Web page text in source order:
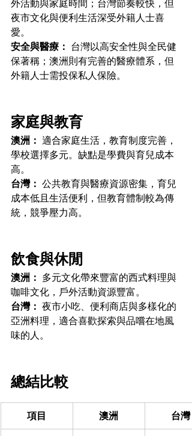
外活動與家庭時間；台灣節奏較快，但
夜市文化與便利生活深受外籍人士喜
愛。
安全與醫療： 台灣以高安全性與全民健
保著稱；澳洲則有完善的醫療體系，但
外籍人士需投保私人保險。
家庭與教育
澳洲： 適合家庭生活，教育制度完善，
學校選擇多元。缺點是學費與育兒成本
高。
台灣： 公共教育與醫療資源密集，育兒
成本低且生活便利，但教育體制較為傳
統，競爭壓力高。
飲食與休閒
澳洲： 多元文化帶來豐富的西式料理與
咖啡文化，戶外活動資源豐富。
台灣： 夜市小吃、便利商店與多樣化的
亞洲料理，適合喜歡探索與品嚐在地風
味的人。
總結比較
項目 澳洲
台灣